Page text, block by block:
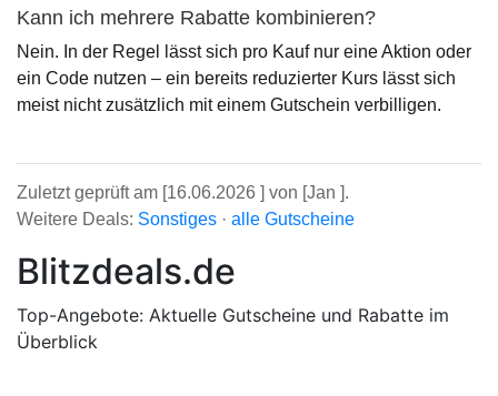
Kann ich mehrere Rabatte kombinieren?
Nein. In der Regel lässt sich pro Kauf nur eine Aktion oder
ein Code nutzen – ein bereits reduzierter Kurs lässt sich
meist nicht zusätzlich mit einem Gutschein verbilligen.
Zuletzt geprüft am [16.06.2026 ] von [Jan ].
Weitere Deals: Sonstiges · alle Gutscheine
Blitzdeals.de
Top-Angebote: Aktuelle Gutscheine und Rabatte im
Überblick